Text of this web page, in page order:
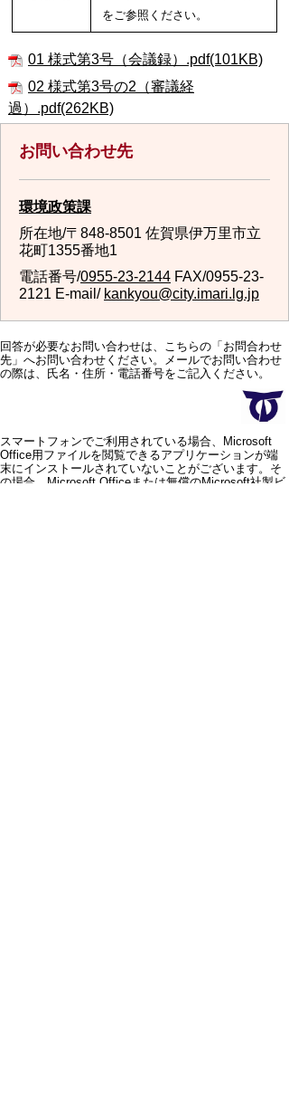
をご参照ください。
01 様式第3号（会議録）.pdf(101KB)
02 様式第3号の2（審議経
過）.pdf(262KB)
お問い合わせ先
環境政策課
所在地/〒848-8501 佐賀県伊万里市立
花町1355番地1
電話番号/0955-23-2144 FAX/0955-23-
2121 E-mail/ kankyou@city.imari.lg.jp
回答が必要なお問い合わせは、こちらの「お問合わせ
先」へお問い合わせください。メールでお問い合わせ
の際は、氏名・住所・電話番号をご記入ください。
スマートフォンでご利用されている場合、Microsoft
Office用ファイルを閲覧できるアプリケーションが端
末にインストールされていないことがございます。そ
の場合、Microsoft Officeまたは無償のMicrosoft社製ビ